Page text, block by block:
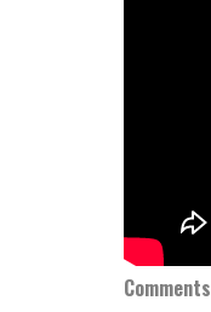
Comments